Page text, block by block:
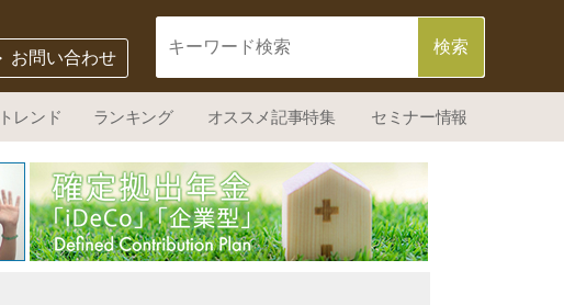
お問い合わせ
トレンド ランキング オススメ記事特集 セミナー情報